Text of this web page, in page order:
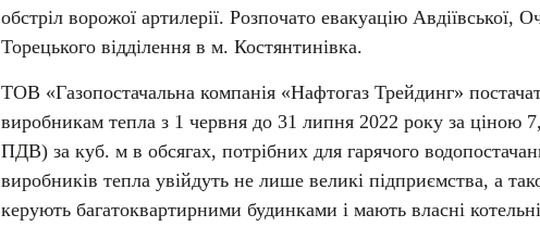
обстріл ворожої артилерії. Розпочато евакуацію Авдіївської,
Торецького відділення в м. Костянтинівка.
ТОВ «Газопостачальна компанія «Нафтогаз Трейдинг»
виробникам тепла з 1 червня до 31 липня 2022 року за ціною
ПДВ) за куб. м в обсягах, потрібних для гарячого
виробників тепла увійдуть не лише великі підприємства, а
керують багатоквартирними будинками і мають власні